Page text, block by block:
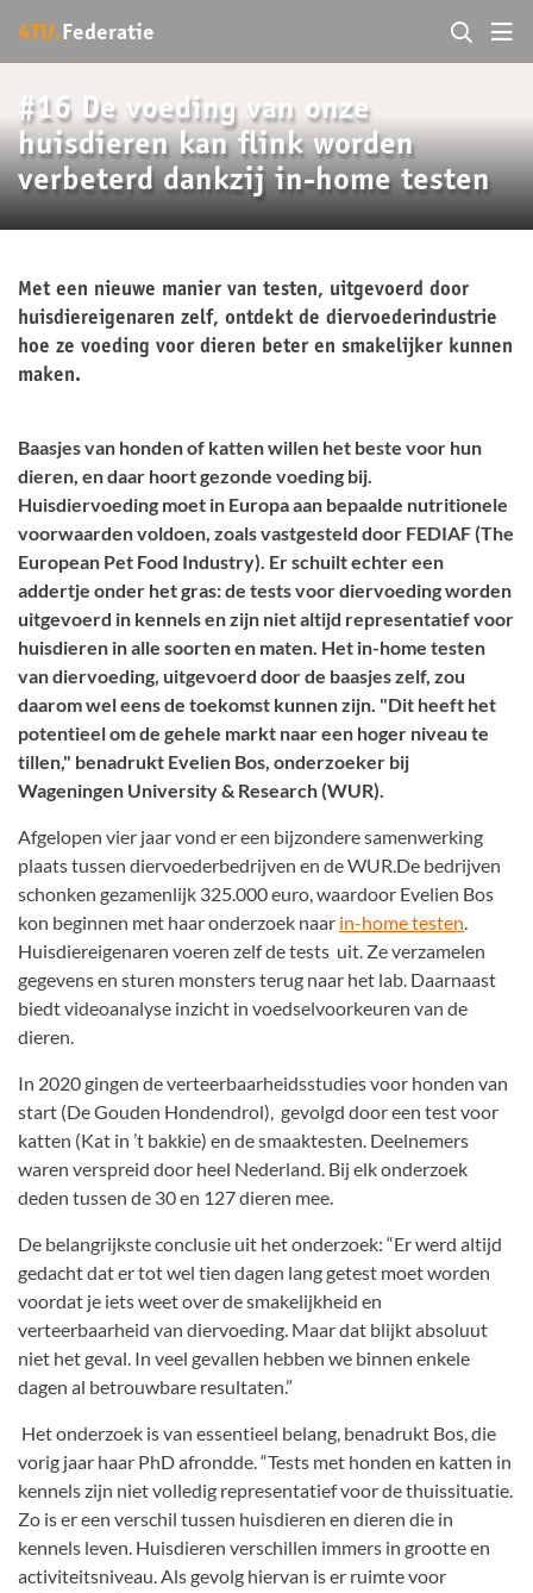
4TU. Federatie
#16 De voeding van onze
huisdieren kan flink worden
verbeterd dankzij in-home testen
Met een nieuwe manier van testen, uitgevoerd door
huisdiereigenaren zelf, ontdekt de diervoederindustrie
hoe ze voeding voor dieren beter en smakelijker kunnen
maken.
Baasjes van honden of katten willen het beste voor hun
dieren, en daar hoort gezonde voeding bij.
Huisdiervoeding moet in Europa aan bepaalde nutritionele
voorwaarden voldoen, zoals vastgesteld door FEDIAF (The
European Pet Food Industry). Er schuilt echter een
addertje onder het gras: de tests voor diervoeding worden
uitgevoerd in kennels en zijn niet altijd representatief voor
huisdieren in alle soorten en maten. Het in-home testen
van diervoeding, uitgevoerd door de baasjes zelf, zou
daarom wel eens de toekomst kunnen zijn. "Dit heeft het
potentieel om de gehele markt naar een hoger niveau te
tillen," benadrukt Evelien Bos, onderzoeker bij
Wageningen University & Research (WUR).
Afgelopen vier jaar vond er een bijzondere samenwerking
plaats tussen diervoederbedrijven en de WUR.De bedrijven
schonken gezamenlijk 325.000 euro, waardoor Evelien Bos
kon beginnen met haar onderzoek naar in-home testen.
Huisdiereigenaren voeren zelf de tests uit. Ze verzamelen
gegevens en sturen monsters terug naar het lab. Daarnaast
biedt videoanalyse inzicht in voedselvoorkeuren van de
dieren.
In 2020 gingen de verteerbaarheidsstudies voor honden van
start (De Gouden Hondendrol), gevolgd door een test voor
katten (Kat in ’t bakkie) en de smaaktesten. Deelnemers
waren verspreid door heel Nederland. Bij elk onderzoek
deden tussen de 30 en 127 dieren mee.
De belangrijkste conclusie uit het onderzoek: “Er werd altijd
gedacht dat er tot wel tien dagen lang getest moet worden
voordat je iets weet over de smakelijkheid en
verteerbaarheid van diervoeding. Maar dat blijkt absoluut
niet het geval. In veel gevallen hebben we binnen enkele
dagen al betrouwbare resultaten.”
Het onderzoek is van essentieel belang, benadrukt Bos, die
vorig jaar haar PhD afrondde. “Tests met honden en katten in
kennels zijn niet volledig representatief voor de thuissituatie.
Zo is er een verschil tussen huisdieren en dieren die in
kennels leven. Huisdieren verschillen immers in grootte en
activiteitsniveau. Als gevolg hiervan is er ruimte voor